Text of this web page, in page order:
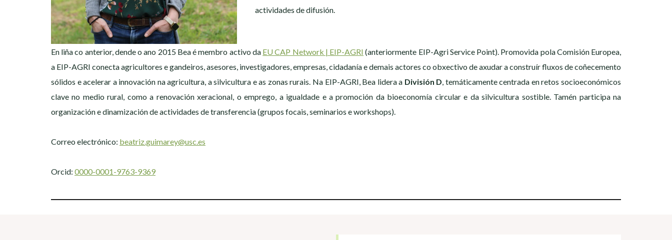
actividades de difusión.
En liña co anterior, dende o ano 2015 Bea é membro activo da EU CAP Network | EIP-AGRI (anteriormente EIP-Agri Service Point). Promovida pola Comisión Europea,
a EIP-AGRI conecta agricultores e gandeiros, asesores, investigadores, empresas, cidadanía e demais actores co obxectivo de axudar a construír fluxos de coñecemento
sólidos e acelerar a innovación na agricultura, a silvicultura e as zonas rurais. Na EIP-AGRI, Bea lidera a División D , temáticamente centrada en retos socioeconómicos
clave no medio rural, como a renovación xeracional, o emprego, a igualdade e a promoción da bioeconomía circular e da silvicultura sostible. Tamén participa na
organización e dinamización de actividades de transferencia (grupos focais, seminarios e workshops).
Correo electrónico: beatriz.guimarey@usc.es
Orcid: 0000-0001-9763-9369